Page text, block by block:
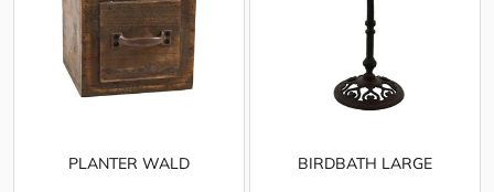
PLANTER WALD BIRDBATH LARGE